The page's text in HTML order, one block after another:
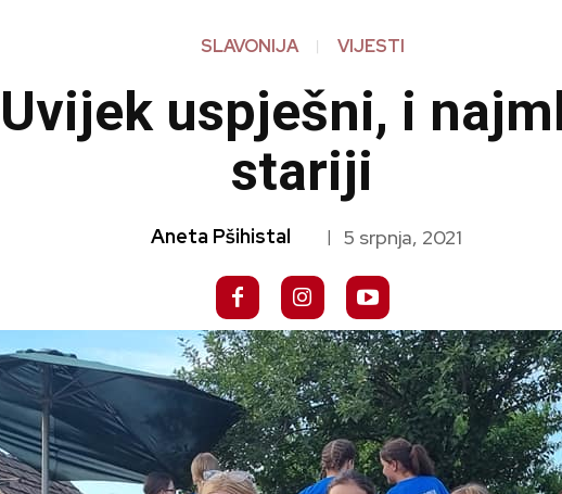
SLAVONIJA VIJESTI
uspješni, i
stariji
Aneta Pšihistal | 5 srpnja, 2021